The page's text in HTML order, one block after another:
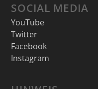
SOCIAL MEDIA
YouTube
Twitter
Facebook
Instagram